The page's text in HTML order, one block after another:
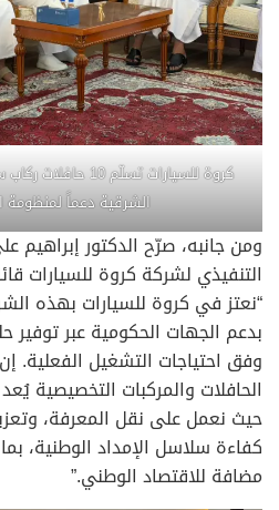
الشرقية دعماً لمنظومة
ومن جانبه، صرّح الدكتور إبراهيم
التنفيذي لشركة كروة للسيارات
“نعتز في كروة للسيارات بهذه
بدعم الجهات الحكومية عبر
وفق احتياجات التشغيل الفعلية.
الحافلات والمركبات التخصيصية يُعد
حيث نعمل على نقل المعرفة،
كفاءة سلاسل الإمداد
مضافة للاقتصاد الوطني.”